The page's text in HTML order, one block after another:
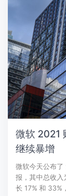
微软 2021
继续暴增
微软今天公布
报，其中总收
长 17% 和 33%